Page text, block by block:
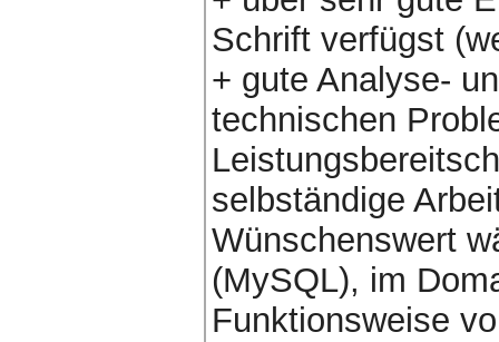
Schrift verfügst
+ gute Analyse-
technischen
selbständige
Wünschenswert
(MySQL), im
Funktionsweise